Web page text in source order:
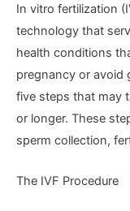
In vitro fertilization
technology that
health conditions
pregnancy or avoid
five steps that may
or longer. These
sperm collection,
The IVF Procedure